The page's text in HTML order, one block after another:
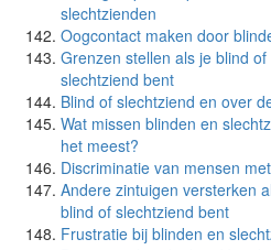
slechtzienden
Oogcontact maken door
Grenzen stellen als je blind of
slechtziend bent
Blind of slechtziend en over
Wat missen blinden en
het meest?
Discriminatie van mensen
Andere zintuigen versterken
blind of slechtziend bent
Frustratie bij blinden en